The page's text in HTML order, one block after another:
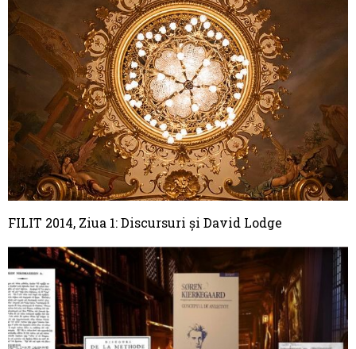
FILIT 2014, Ziua 1: Discursuri și David Lodge